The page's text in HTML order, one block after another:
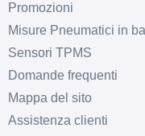
Promozioni
Misure Pneumatici in
Sensori TPMS
Domande frequenti
Mappa del sito
Assistenza clienti